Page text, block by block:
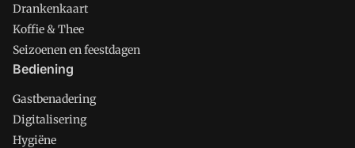
Drankenkaart
Koffie & Thee
Seizoenen en feestdagen
Bediening
Gastbenadering
Digitalisering
Hygiëne